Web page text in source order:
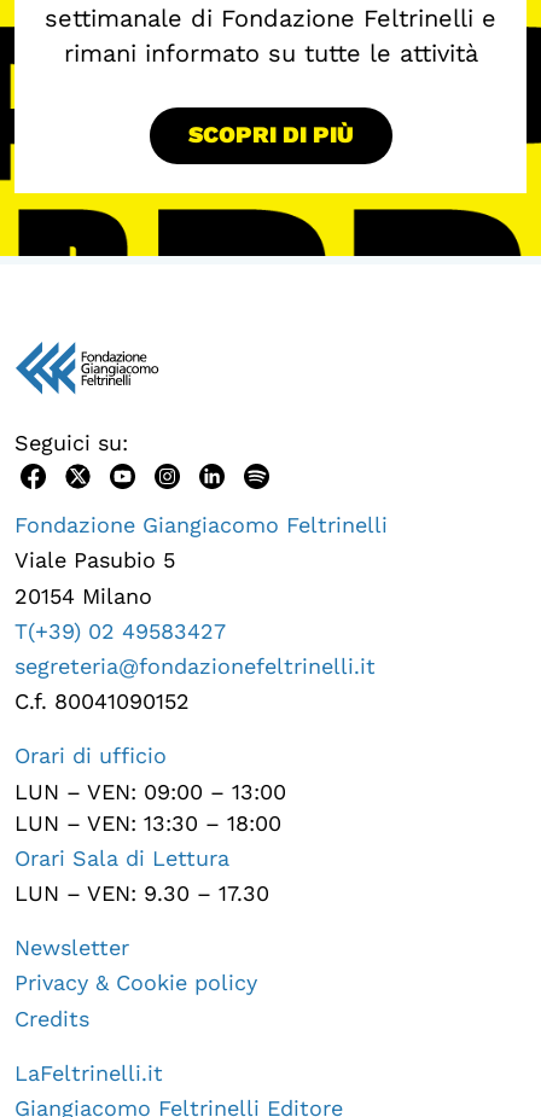
settimanale di Fondazione Feltrinelli e
rimani informato su tutte le attività
SCOPRI DI PIÙ
Seguici su:
Fondazione Giangiacomo Feltrinelli
Viale Pasubio 5
20154 Milano
T(+39) 02 49583427
segreteria@fondazionefeltrinelli.it
C.f. 80041090152
Orari di ufficio
LUN – VEN: 09:00 – 13:00
LUN – VEN: 13:30 – 18:00
Orari Sala di Lettura
LUN – VEN: 9.30 – 17.30
Newsletter
Privacy & Cookie policy
Credits
LaFeltrinelli.it
Giangiacomo Feltrinelli Editore